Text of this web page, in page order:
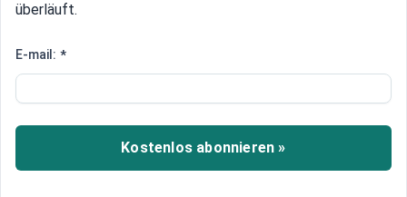
Reformen in Europa: Wie der
Wettbewerb gefährdet
Europa steht vor wachsenden wirtschaftlichen
und geopolitischen Herausforderungen. Kann die
überläuft.
E-mail: *
Kostenlos abonnieren »